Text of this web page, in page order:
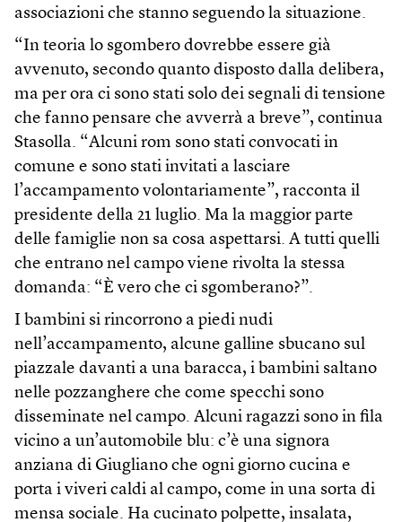
associazioni che stanno seguendo la situazione.
“In teoria lo sgombero dovrebbe essere già
avvenuto, secondo quanto disposto dalla delibera,
ma per ora ci sono stati solo dei segnali di tensione
che fanno pensare che avverrà a breve”, continua
Stasolla. “Alcuni rom sono stati convocati in
comune e sono stati invitati a lasciare
l’accampamento volontariamente”, racconta il
presidente della 21 luglio. Ma la maggior parte
delle famiglie non sa cosa aspettarsi. A tutti quelli
che entrano nel campo viene rivolta la stessa
domanda: “È vero che ci sgomberano?”.
I bambini si rincorrono a piedi nudi
nell’accampamento, alcune galline sbucano sul
piazzale davanti a una baracca, i bambini saltano
nelle pozzanghere che come specchi sono
disseminate nel campo. Alcuni ragazzi sono in fila
vicino a un’automobile blu: c’è una signora
anziana di Giugliano che ogni giorno cucina e
porta i viveri caldi al campo, come in una sorta di
mensa sociale. Ha cucinato polpette, insalata,